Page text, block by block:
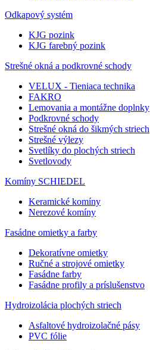
Odkapový systém
KJG pozink
KJG farebný pozink
Strešné okná a podkrovné schody
VELUX - Tieniaca technika
FAKRO
Lemovania a montážne doplnky
Podkrovné schody
Strešné okná do šikmých striech
Strešné výlezy
Svetlíky do plochých striech
Svetlovody
Komíny SCHIEDEL
Keramické komíny
Nerezové komíny
Fasádne omietky a farby
Dekoratívne omietky
Ručné a strojové omietky
Fasádne farby
Fasádne profily a príslušenstvo
Hydroizolácia plochých striech
Asfaltové hydroizolačné pásy
PVC fólie